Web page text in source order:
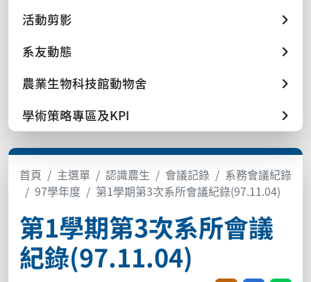
活動剪影
系友動態
農業生物科技館動物舍
學術策略專區及KPI
首頁 主選單 認識農生 會議記錄
系務會議紀錄
97學年度
第1學期第3次系所會議紀錄(97.11.04)
第1學期第3次系所會議
紀錄(97.11.04)